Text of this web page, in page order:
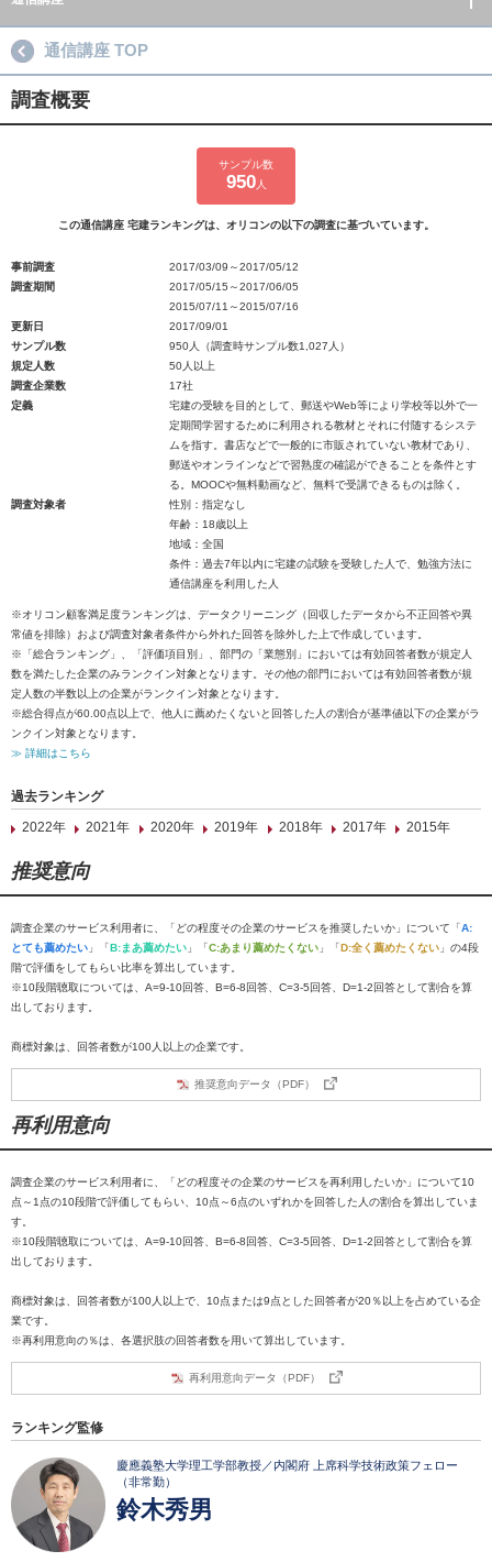
通信講座 TOP
調査概要
サンプル数
950人
この通信講座 宅建ランキングは、オリコンの以下の調査に基づいています。
事前調査
2017/03/09～2017/05/12
調査期間
2017/05/15～2017/06/05
2015/07/11～2015/07/16
更新日
2017/09/01
サンプル数
950人（調査時サンプル数1,027人）
規定人数
50人以上
調査企業数
17社
定義
宅建の受験を目的として、郵送やWeb等により学校等以外で一
定期間学習するために利用される教材とそれに付随するシステ
ムを指す。書店などで一般的に市販されていない教材であり、
郵送やオンラインなどで習熟度の確認ができることを条件とす
る。MOOCや無料動画など、無料で受講できるものは除く。
調査対象者
性別：指定なし
年齢：18歳以上
地域：全国
条件：過去7年以内に宅建の試験を受験した人で、勉強方法に
通信講座を利用した人
※オリコン顧客満足度ランキングは、データクリーニング（回収したデータから不正回答や異
常値を排除）および調査対象者条件から外れた回答を除外した上で作成しています。
※「総合ランキング」、「評価項目別」、部門の「業態別」においては有効回答者数が規定人
数を満たした企業のみランクイン対象となります。その他の部門においては有効回答者数が規
定人数の半数以上の企業がランクイン対象となります。
※総合得点が60.00点以上で、他人に薦めたくないと回答した人の割合が基準値以下の企業がラ
ンクイン対象となります。
≫ 詳細はこちら
過去ランキング
2022年
2021年 2020年 2019年 2018年 2017年 2015年
推奨意向
調査企業のサービス利用者に、「どの程度その企業のサービスを推奨したいか」について「A:
とても薦めたい 」「B:まあ薦めたい 」「C:あまり薦めたくない 」「D:全く薦めたくない 」の4段
階で評価をしてもらい比率を算出しています。
※10段階聴取については、A=9-10回答、B=6-8回答、C=3-5回答、D=1-2回答として割合を算
出しております。
商標対象は、回答者数が100人以上の企業です。
推奨意向データ（PDF）
再利用意向
調査企業のサービス利用者に、「どの程度その企業のサービスを再利用したいか」について10
点～1点の10段階で評価してもらい、10点～6点のいずれかを回答した人の割合を算出していま
す。
※10段階聴取については、A=9-10回答、B=6-8回答、C=3-5回答、D=1-2回答として割合を算
出しております。
商標対象は、回答者数が100人以上で、10点または9点とした回答者が20％以上を占めている企
業です。
※再利用意向の％は、各選択肢の回答者数を用いて算出しています。
再利用意向データ（PDF）
ランキング監修
慶應義塾大学理工学部教授／内閣府 上席科学技術政策フェロー
（非常勤）
鈴木秀男